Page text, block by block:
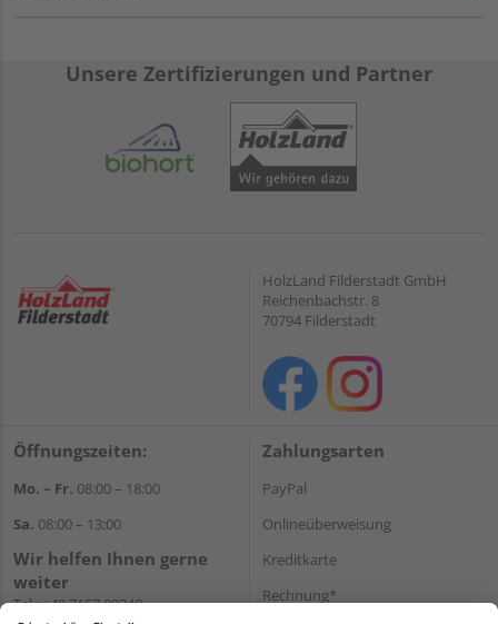
Unsere Zertifizierungen und Partner
HolzLand Filderstadt GmbH
Reichenbachstr. 8
70794 Filderstadt
Öffnungszeiten:
Mo. – Fr. 08:00 – 18:00
Sa. 08:00 – 13:00
Wir helfen Ihnen gerne
weiter
Tel.:+49 7157 88240
Zahlungsarten
PayPal
Onlineüberweisung
Kreditkarte
Rechnung*